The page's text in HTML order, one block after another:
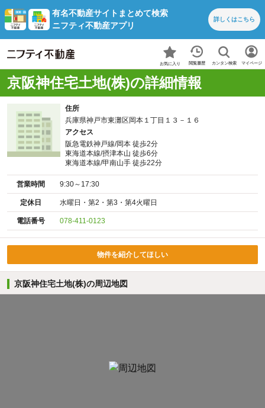
有名不動産サイトまとめて検索
ニフティ不動産アプリ
詳しくはこちら
お気に入り 閲覧履歴 カンタン検索 マイページ
京阪神住宅土地(株)の詳細情報
住所
兵庫県神戸市東灘区岡本１丁目１３－１６
アクセス
阪急電鉄神戸線/岡本 徒歩2分
東海道本線/摂津本山 徒歩6分
東海道本線/甲南山手 徒歩22分
営業時間 9:30～17:30
定休日 水曜日・第2・第3・第4火曜日
電話番号 078-411-0123
物件を紹介してほしい
京阪神住宅土地(株)の周辺地図